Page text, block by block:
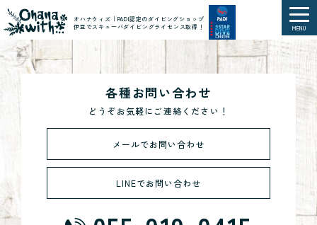
オハナウィズ｜PADI認定のダイビングショップ
伊豆でスキューバダイビングライセンス取得！
MENU
各種お問い合わせ
どうぞお気軽にご連絡ください！
メールでお問い合わせ
LINEでお問い合わせ